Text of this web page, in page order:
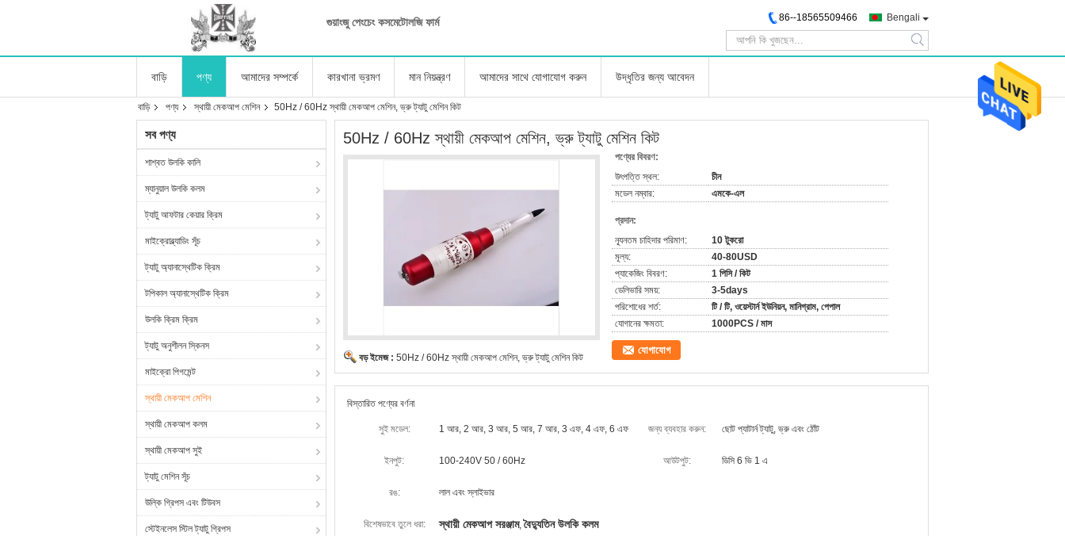
গুয়াংজু পেংচেং কসমেটোলজি ফার্ম Bengali
86--18565509466
search
বাড়ি পণ্য আমাদের সম্পর্কে কারখানা ভ্রমণ মান নিয়ন্ত্রণ আমাদের সাথে যোগাযোগ করুন উদ্ধৃতির জন্য আবেদন
বাড়ি পণ্য স্থায়ী মেকআপ মেশিন 50Hz / 60Hz স্থায়ী মেকআপ মেশিন, ভ্রু ট্যাটু মেশিন কিট
সব পণ্য
শাশ্বত উলকি কালি
ম্যানুয়াল উলকি কলম
ট্যাটু আফটার কেয়ার ক্রিম
মাইক্রোব্ল্যাডিং সূঁচ
ট্যাটু অ্যানাস্থেটিক ক্রিম
টপিকাল অ্যানাস্থেটিক ক্রিম
উলকি ক্রিম ক্রিম
ট্যাটু অনুশীলন স্কিনস
মাইক্রো পিগমেন্ট
স্থায়ী মেকআপ মেশিন
স্থায়ী মেকআপ কলম
স্থায়ী মেকআপ সুই
ট্যাটু মেশিন সূঁচ
উল্কি গ্রিপস এবং টিউবস
স্টেইনলেস স্টিল ট্যাটু গ্রিপস
50Hz / 60Hz স্থায়ী মেকআপ মেশিন, ভ্রু ট্যাটু মেশিন কিট
বড় ইমেজ : 50Hz / 60Hz স্থায়ী মেকআপ মেশিন, ভ্রু ট্যাটু মেশিন কিট
পণ্যের বিবরণ:
উৎপত্তি স্থল:
চীন
মডেল নম্বার:
এমকে-এল
প্রদান:
ন্যূনতম চাহিদার পরিমাণ:
10 টুকরো
মূল্য:
40-80USD
প্যাকেজিং বিবরণ:
1 পিসি / কিট
ডেলিভারি সময়:
3-5days
পরিশোধের শর্ত:
টি / টি, ওয়েস্টার্ন ইউনিয়ন, মানিগ্রাম, পেপাল
যোগানের ক্ষমতা:
1000PCS / মাস
যোগাযোগ
বিস্তারিত পণ্যের বর্ণনা
সুই মডেল: 1 আর, 2 আর, 3 আর, 5 আর, 7 আর, 3 এফ, 4 এফ, 6 এফ জন্য ব্যবহার করুন: ছোট প্যাটার্ন ট্যাটু, ভ্রু এবং ঠোঁট
ইনপুট: 100-240V 50 / 60Hz আউটপুট: ডিসি 6 ভি 1 এ
রঙ: লাল এবং স্লাইভার
বিশেষভাবে তুলে ধরা: স্থায়ী মেকআপ সরঞ্জাম, বৈদ্যুতিন উলকি কলম